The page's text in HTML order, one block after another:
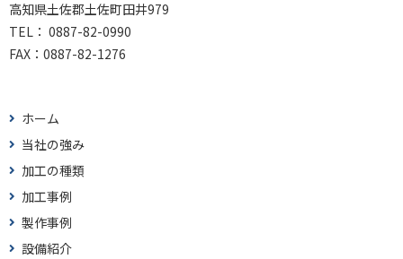
高知県土佐郡土佐町田井979
TEL： 0887-82-0990
FAX： 0887-82-1276
ホーム
当社の強み
加工の種類
加工事例
製作事例
設備紹介